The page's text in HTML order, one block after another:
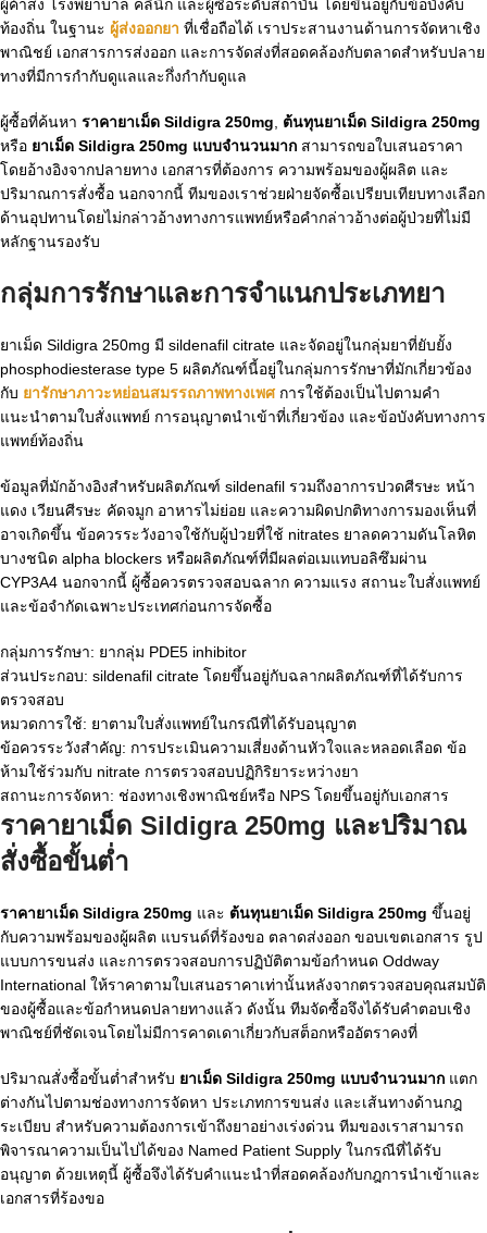
ผู้ค้าส่ง โรงพยาบาล คลินิก และผู้ซื้อระดับสถาบัน โดยขึ้นอยู่กับข้อบังคับ
ท้องถิ่น ในฐานะ ผู้ส่งออกยา ที่เชื่อถือได้ เราประสานงานด้านการจัดหาเชิง
พาณิชย์ เอกสารการส่งออก และการจัดส่งที่สอดคล้องกับตลาดสำหรับปลาย
ทางที่มีการกำกับดูแลและกึ่งกำกับดูแล
ผู้ซื้อที่ค้นหา ราคายาเม็ด Sildigra 250mg
ต้นทุนยาเม็ด Sildigra 250mg
หรือ ยาเม็ด Sildigra 250mg แบบจำนวนมาก สามารถขอใบเสนอราคา
โดยอ้างอิงจากปลายทาง เอกสารที่ต้องการ ความพร้อมของผู้ผลิต และ
ปริมาณการสั่งซื้อ นอกจากนี้ ทีมของเราช่วยฝ่ายจัดซื้อเปรียบเทียบทางเลือก
ด้านอุปทานโดยไม่กล่าวอ้างทางการแพทย์หรือคำกล่าวอ้างต่อผู้ป่วยที่ไม่มี
หลักฐานรองรับ
กลุ่มการรักษาและการจำแนกประเภทยา
ยาเม็ด Sildigra 250mg มี sildenafil citrate และจัดอยู่ในกลุ่มยาที่ยับยั้ง
phosphodiesterase type 5 ผลิตภัณฑ์นี้อยู่ในกลุ่มการรักษาที่มักเกี่ยวข้อง
กับ ยารักษาภาวะหย่อนสมรรถภาพทางเพศการใช้ต้องเป็นไปตามคำ
แนะนำตามใบสั่งแพทย์ การอนุญาตนำเข้าที่เกี่ยวข้อง และข้อบังคับทางการ
แพทย์ท้องถิ่น
ข้อมูลที่มักอ้างอิงสำหรับผลิตภัณฑ์ sildenafil รวมถึงอาการปวดศีรษะ หน้า
แดง เวียนศีรษะ คัดจมูก อาหารไม่ย่อย และความผิดปกติทางการมองเห็นที่
อาจเกิดขึ้น ข้อควรระวังอาจใช้กับผู้ป่วยที่ใช้ nitrates ยาลดความดันโลหิต
บางชนิด alpha blockers หรือผลิตภัณฑ์ที่มีผลต่อเมแทบอลิซึมผ่าน
CYP3A4 นอกจากนี้ ผู้ซื้อควรตรวจสอบฉลาก ความแรง สถานะใบสั่งแพทย์
และข้อจำกัดเฉพาะประเทศก่อนการจัดซื้อ
กลุ่มการรักษา: ยากลุ่ม PDE5 inhibitor
ส่วนประกอบ: sildenafil citrate โดยขึ้นอยู่กับฉลากผลิตภัณฑ์ที่ได้รับการ
ตรวจสอบ
หมวดการใช้: ยาตามใบสั่งแพทย์ในกรณีที่ได้รับอนุญาต
ข้อควรระวังสำคัญ: การประเมินความเสี่ยงด้านหัวใจและหลอดเลือด ข้อ
ห้ามใช้ร่วมกับ nitrate การตรวจสอบปฏิกิริยาระหว่างยา
สถานะการจัดหา: ช่องทางเชิงพาณิชย์หรือ NPS โดยขึ้นอยู่กับเอกสาร
ราคายาเม็ด Sildigra 250mg และปริมาณ
สั่งซื้อขั้นต่ำ
ราคายาเม็ด Sildigra 250mg และ ต้นทุนยาเม็ด Sildigra 250mg ขึ้นอยู่
กับความพร้อมของผู้ผลิต แบรนด์ที่ร้องขอ ตลาดส่งออก ขอบเขตเอกสาร รูป
แบบการขนส่ง และการตรวจสอบการปฏิบัติตามข้อกำหนด Oddway
International ให้ราคาตามใบเสนอราคาเท่านั้นหลังจากตรวจสอบคุณสมบัติ
ของผู้ซื้อและข้อกำหนดปลายทางแล้ว ดังนั้น ทีมจัดซื้อจึงได้รับคำตอบเชิง
พาณิชย์ที่ชัดเจนโดยไม่มีการคาดเดาเกี่ยวกับสต็อกหรืออัตราคงที่
ปริมาณสั่งซื้อขั้นต่ำสำหรับ ยาเม็ด Sildigra 250mg แบบจำนวนมาก แตก
ต่างกันไปตามช่องทางการจัดหา ประเภทการขนส่ง และเส้นทางด้านกฎ
ระเบียบ สำหรับความต้องการเข้าถึงยาอย่างเร่งด่วน ทีมของเราสามารถ
พิจารณาความเป็นไปได้ของ Named Patient Supply ในกรณีที่ได้รับ
อนุญาต ด้วยเหตุนี้ ผู้ซื้อจึงได้รับคำแนะนำที่สอดคล้องกับกฎการนำเข้าและ
เอกสารที่ร้องขอ